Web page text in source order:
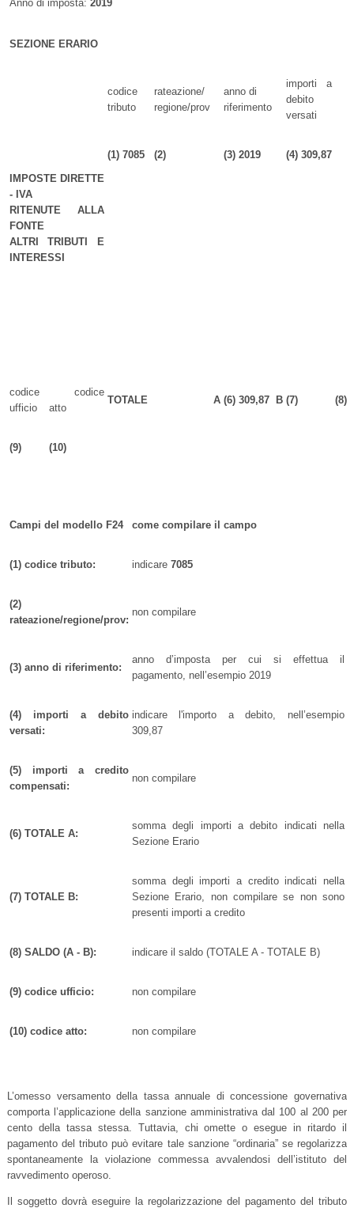
Anno di imposta: 2019
SEZIONE ERARIO
IMPOSTE DIRETTE
- IVA
RITENUTE ALLA
FONTE
ALTRI TRIBUTI E
INTERESSI
codice
tributo
rateazione/
regione/prov
anno di
riferimento
importi a
debito
versati
(1) 7085 (2) (3) 2019 (4) 309,87
codice
ufficio
codice
atto
TOTALE A (6) 309,87 B (7) (8)
(9) (10)
Campi del modello F24 come compilare il campo
(1) codice tributo: indicare 7085
(2)
rateazione/regione/prov:
non compilare
(3) anno di riferimento:
anno d’imposta per cui si effettua il
pagamento, nell’esempio 2019
(4) importi a debito
versati:
indicare l'importo a debito, nell’esempio
309,87
(5) importi a credito
compensati:
non compilare
(6) TOTALE A:
somma degli importi a debito indicati nella
Sezione Erario
(7) TOTALE B:
somma degli importi a credito indicati nella
Sezione Erario, non compilare se non sono
presenti importi a credito
(8) SALDO (A - B): indicare il saldo (TOTALE A - TOTALE B)
(9) codice ufficio: non compilare
(10) codice atto: non compilare
L’omesso versamento della tassa annuale di concessione governativa
comporta l’applicazione della sanzione amministrativa dal 100 al 200 per
cento della tassa stessa. Tuttavia, chi omette o esegue in ritardo il
pagamento del tributo può evitare tale sanzione “ordinaria” se regolarizza
spontaneamente la violazione commessa avvalendosi dell’istituto del
ravvedimento operoso.
Il soggetto dovrà eseguire la regolarizzazione del pagamento del tributo